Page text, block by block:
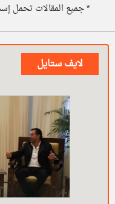
* جميع المقالات تحمل
لايف ستايل